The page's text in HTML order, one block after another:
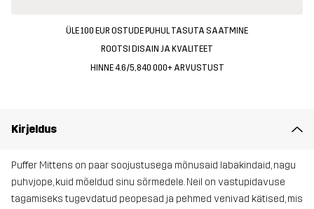
ÜLE 100 EUR OSTUDE PUHUL TASUTA SAATMINE
ROOTSI DISAIN JA KVALITEET
HINNE 4.6/5, 840 000+ ARVUSTUST
Kirjeldus
Puffer Mittens on paar soojustusega mõnusaid labakindaid, nagu
puhvjope, kuid mõeldud sinu sõrmedele. Neil on vastupidavuse
tagamiseks tugevdatud peopesad ja pehmed venivad kätised, mis